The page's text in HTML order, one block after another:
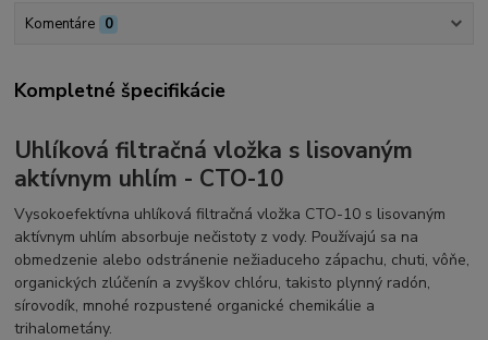
Komentáre 0
Kompletné špecifikácie
Uhlíková filtračná vložka s lisovaným
aktívnym uhlím - CTO-10
Vysokoefektívna uhlíková filtračná vložka CTO-10 s lisovaným
aktívnym uhlím absorbuje nečistoty z vody. Používajú sa na
obmedzenie alebo odstránenie nežiaduceho zápachu, chuti, vôňe,
organických zlúčenín a zvyškov chlóru, takisto plynný radón,
sírovodík, mnohé rozpustené organické chemikálie a
trihalometány.